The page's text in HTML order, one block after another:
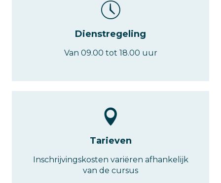
Dienstregeling
Van 09.00 tot 18.00 uur
Tarieven
Inschrijvingskosten variëren afhankelijk
van de cursus